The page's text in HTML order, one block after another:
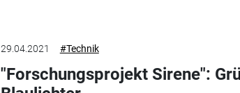
29.04.2021 #Technik
"Forschungsprojekt Sirene":